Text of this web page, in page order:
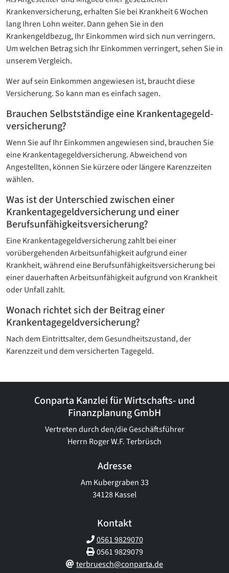
Krankenversicherung, erhalten Sie bei Krankheit 6 Wochen
lang Ihren Lohn weiter. Dann gehen Sie in den
Krankengeldbezug, Ihr Einkommen wird sich nun verringern.
Um welchen Betrag sich Ihr Einkommen verringert, sehen Sie in
unserem Vergleich.
Wer auf sein Einkommen angewiesen ist, braucht diese
Versicherung. So kann man es einfach sagen.
Brauchen Selbstständige eine Krankentagegeld­
versicherung?
Wenn Sie auf Ihr Einkommen angewiesen sind, brauchen Sie
eine Krankentagegeld­versicherung. Abweichend von
Angestellten, können Sie kürzere oder längere Karenzzeiten
wählen.
Was ist der Unterschied zwischen einer
Krankentagegeld­versicherung und einer
Berufsunfähigkeits­versicherung?
Eine Krankentagegeld­versicherung zahlt bei einer
vorübergehenden Arbeitsunfähigkeit aufgrund einer
Krankheit, während eine Berufsunfähigkeitsversicherung bei
einer dauerhaften Arbeitsunfähigkeit aufgrund von Krankheit
oder Unfall zahlt.
Wonach richtet sich der Beitrag einer
Krankentagegeld­versicherung?
Nach dem Eintrittsalter, dem Gesundheitszustand, der
Karenzzeit und dem versicherten Tagegeld.
Conparta Kanzlei für Wirtschafts- und
Finanzplanung GmbH
Vertreten durch den/die Geschäftsführer
Herrn Roger W.F. Terbrüsch
Adresse
Am Kubergraben 33
34128 Kassel
Kontakt
0561 9829070
0561 9829079
terbruesch@conparta.de